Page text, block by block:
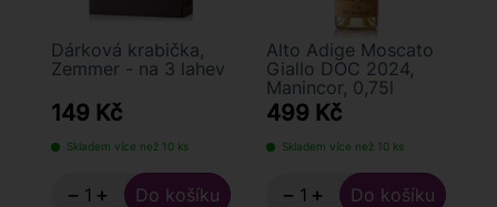
Dárková krabička,
Zemmer - na 3 lahev
149 Kč
Skladem více než 10 ks
− +
Alto Adige Moscato
Giallo DOC 2024,
Manincor, 0,75l
499 Kč
Skladem více než 10 ks
− +